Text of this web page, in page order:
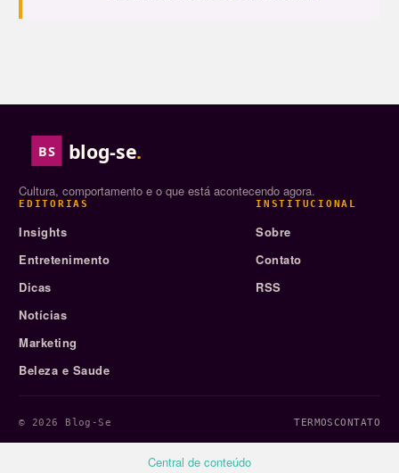
BS blog-se.
Cultura, comportamento e o que está acontecendo agora.
EDITORIAS
Insights
Entretenimento
Dicas
Notícias
Marketing
Beleza e Saude
INSTITUCIONAL
Sobre
Contato
RSS
© 2026 Blog-Se TERMOSCONTATO
Central de conteúdo